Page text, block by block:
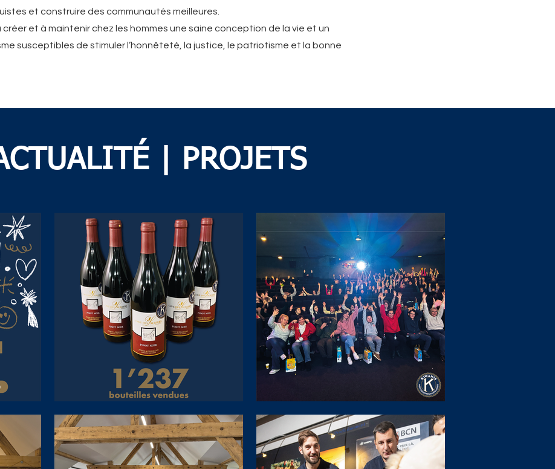
et construire des communautés meilleures.
créer et à maintenir chez les hommes une saine conception de la vie et un
susceptibles de stimuler l’honnêteté, la justice, le patriotisme et la bonne
| PROJETS